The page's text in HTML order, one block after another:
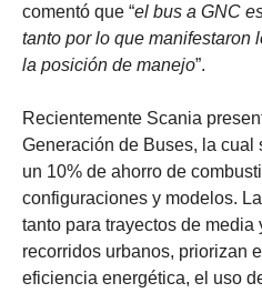
comentó que “el bus a GNC
tanto por lo que manifestaron
la posición de manejo”.
Recientemente Scania
Generación de Buses, la cual
un 10% de ahorro de
configuraciones y modelos.
tanto para trayectos de
recorridos urbanos, priorizan
eficiencia energética, el uso